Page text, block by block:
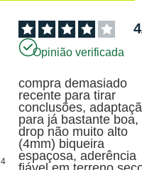
4
4
Opinião verificada
compra demasiado
recente para tirar
conclusões,
para já bastante boa,
drop não muito alto
(4mm) biqueira
espaçosa, aderência